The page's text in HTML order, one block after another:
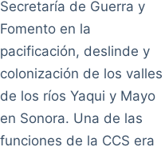
Secretaría de Guerra y
Fomento en la
pacificación, deslinde y
colonización de los valles
de los ríos Yaqui y Mayo
en Sonora. Una de las
funciones de la CCS era